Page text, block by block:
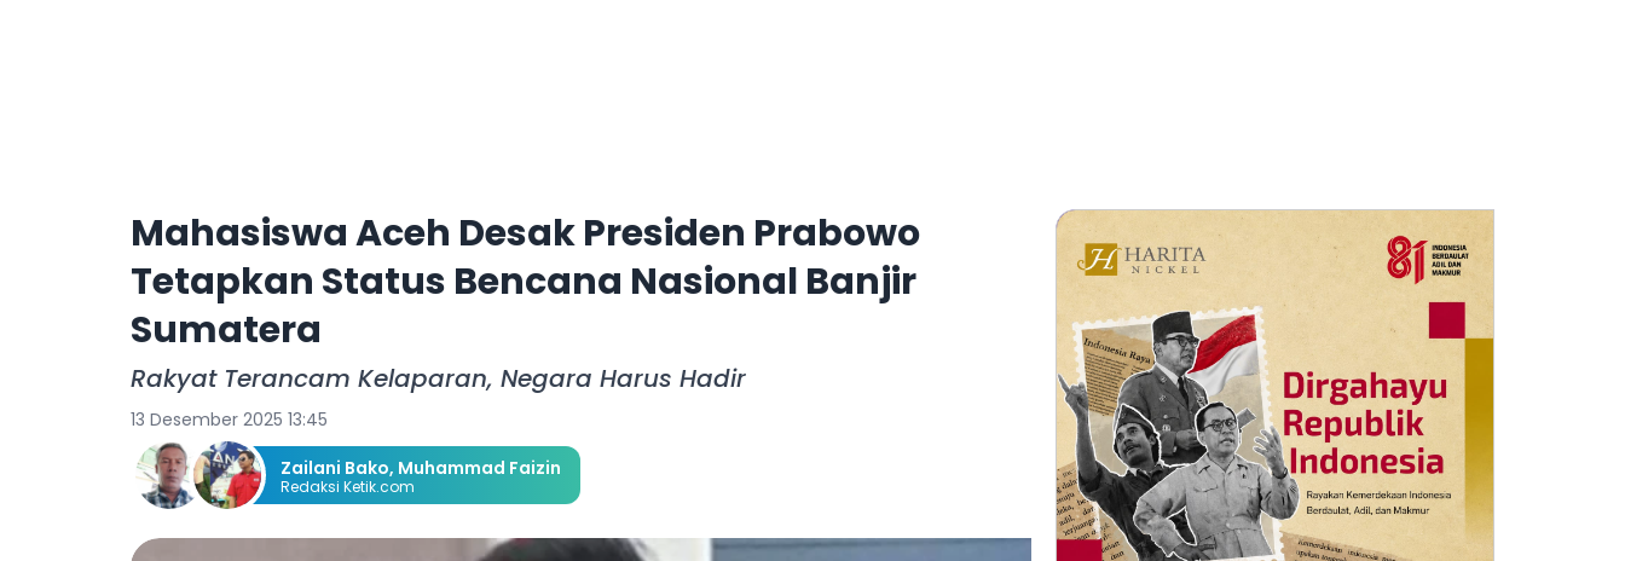
Mahasiswa Aceh Desak Presiden Prabowo
Tetapkan Status Bencana Nasional Banjir
Sumatera
Rakyat Terancam Kelaparan, Negara Harus Hadir
13 Desember 2025 13:45
Zailani Bako, Muhammad Faizin
Redaksi Ketik.com